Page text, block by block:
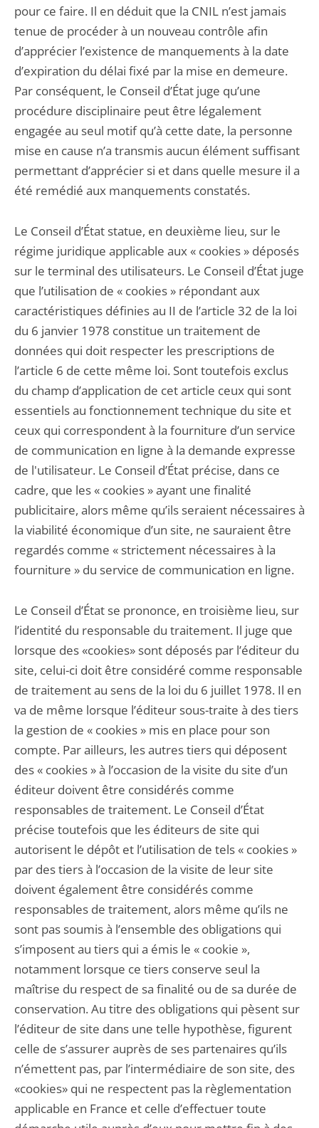
pour ce faire. Il en déduit que la CNIL n’est jamais
tenue de procéder à un nouveau contrôle afin
d’apprécier l’existence de manquements à la date
d’expiration du délai fixé par la mise en demeure.
Par conséquent, le Conseil d’État juge qu’une
procédure disciplinaire peut être légalement
engagée au seul motif qu’à cette date, la personne
mise en cause n’a transmis aucun élément suffisant
permettant d’apprécier si et dans quelle mesure il a
été remédié aux manquements constatés.
Le Conseil d’État statue, en deuxième lieu, sur le
régime juridique applicable aux « cookies » déposés
sur le terminal des utilisateurs. Le Conseil d’État juge
que l’utilisation de « cookies » répondant aux
caractéristiques définies au II de l’article 32 de la loi
du 6 janvier 1978 constitue un traitement de
données qui doit respecter les prescriptions de
l’article 6 de cette même loi. Sont toutefois exclus
du champ d’application de cet article ceux qui sont
essentiels au fonctionnement technique du site et
ceux qui correspondent à la fourniture d’un service
de communication en ligne à la demande expresse
de l'utilisateur. Le Conseil d’État précise, dans ce
cadre, que les « cookies » ayant une finalité
publicitaire, alors même qu’ils seraient nécessaires à
la viabilité économique d’un site, ne sauraient être
regardés comme « strictement nécessaires à la
fourniture » du service de communication en ligne.
Le Conseil d’État se prononce, en troisième lieu, sur
l’identité du responsable du traitement. Il juge que
lorsque des «cookies» sont déposés par l’éditeur du
site, celui-ci doit être considéré comme responsable
de traitement au sens de la loi du 6 juillet 1978. Il en
va de même lorsque l’éditeur sous-traite à des tiers
la gestion de « cookies » mis en place pour son
compte. Par ailleurs, les autres tiers qui déposent
des « cookies » à l’occasion de la visite du site d’un
éditeur doivent être considérés comme
responsables de traitement. Le Conseil d’État
précise toutefois que les éditeurs de site qui
autorisent le dépôt et l’utilisation de tels « cookies »
par des tiers à l’occasion de la visite de leur site
doivent également être considérés comme
responsables de traitement, alors même qu’ils ne
sont pas soumis à l’ensemble des obligations qui
s’imposent au tiers qui a émis le « cookie »,
notamment lorsque ce tiers conserve seul la
maîtrise du respect de sa finalité ou de sa durée de
conservation. Au titre des obligations qui pèsent sur
l’éditeur de site dans une telle hypothèse, figurent
celle de s’assurer auprès de ses partenaires qu’ils
n’émettent pas, par l’intermédiaire de son site, des
«cookies» qui ne respectent pas la règlementation
applicable en France et celle d’effectuer toute